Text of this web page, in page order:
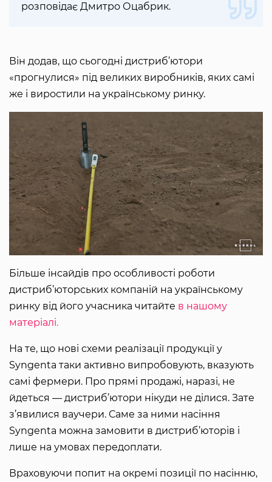
розповідає Дмитро Оцабрик.
Він додав, що сьогодні дистриб’ютори
«прогнулися» під великих виробників, яких самі
же і виростили на українському ринку.
Більше інсайдів про особливості роботи
дистриб’юторських компаній на українському
ринку від його учасника читайте в нашому
матеріалі.
На те, що нові схеми реалізації продукції у
Syngenta таки активно випробовують, вказують
самі фермери. Про прямі продажі, наразі, не
йдеться — дистриб’ютори нікуди не ділися. Зате
з’явилися ваучери. Саме за ними насіння
Syngenta можна замовити в дистриб’юторів і
лише на умовах передоплати.
Враховуючи попит на окремі позиції по насінню,